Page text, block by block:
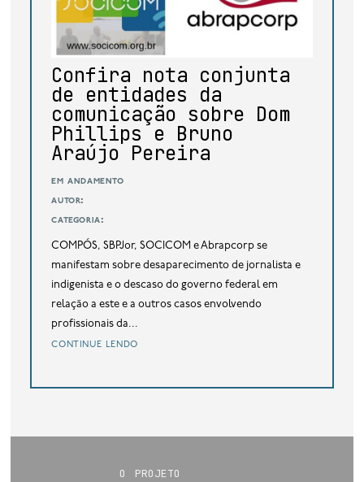
base de dados
publicações na mídia
Confira nota conjunta
de entidades da
comunicação sobre Dom
Phillips e Bruno
Araújo Pereira
em andamento
autor:
categoria:
COMPÓS, SBPJor, SOCICOM e Abrapcorp se
manifestam sobre desaparecimento de jornalista e
indigenista e o descaso do governo federal em
relação a este e a outros casos envolvendo
profissionais da...
continue lendo
o projeto